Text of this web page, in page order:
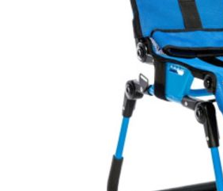
ул. Отец
Добрич
Осигуряване На
Медицинско
Нови Продукти